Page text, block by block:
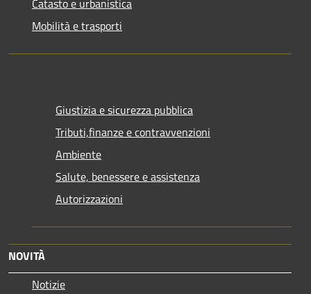
Mobilità e trasporti
Giustizia e sicurezza pubblica
Tributi,finanze e contravvenzioni
Ambiente
Salute, benessere e assistenza
Autorizzazioni
NOVITÀ
Notizie